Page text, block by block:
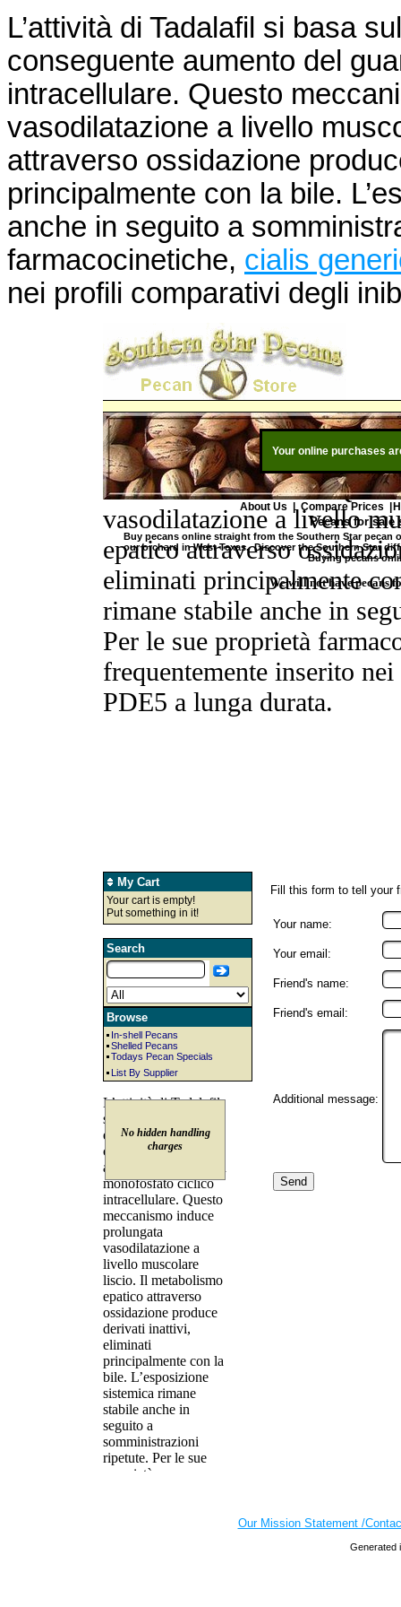
L’attività di Tadalafil si basa
conseguente aumento del
intracellulare. Questo
vasodilatazione a livello
attraverso ossidazione
principalmente con la bile.
anche in seguito a
farmacocinetiche, cialis
nei profili comparativi degli
My Cart
Your cart is empty!
Put something in it!
Search
Browse
In-shell Pecans
Shelled Pecans
Todays Pecan Specials
List By Supplier
Fill this form to tell your
Your name:
Your email:
Friend's name:
Friend's email:
Additional message:
Our Mission Statement /
Generated